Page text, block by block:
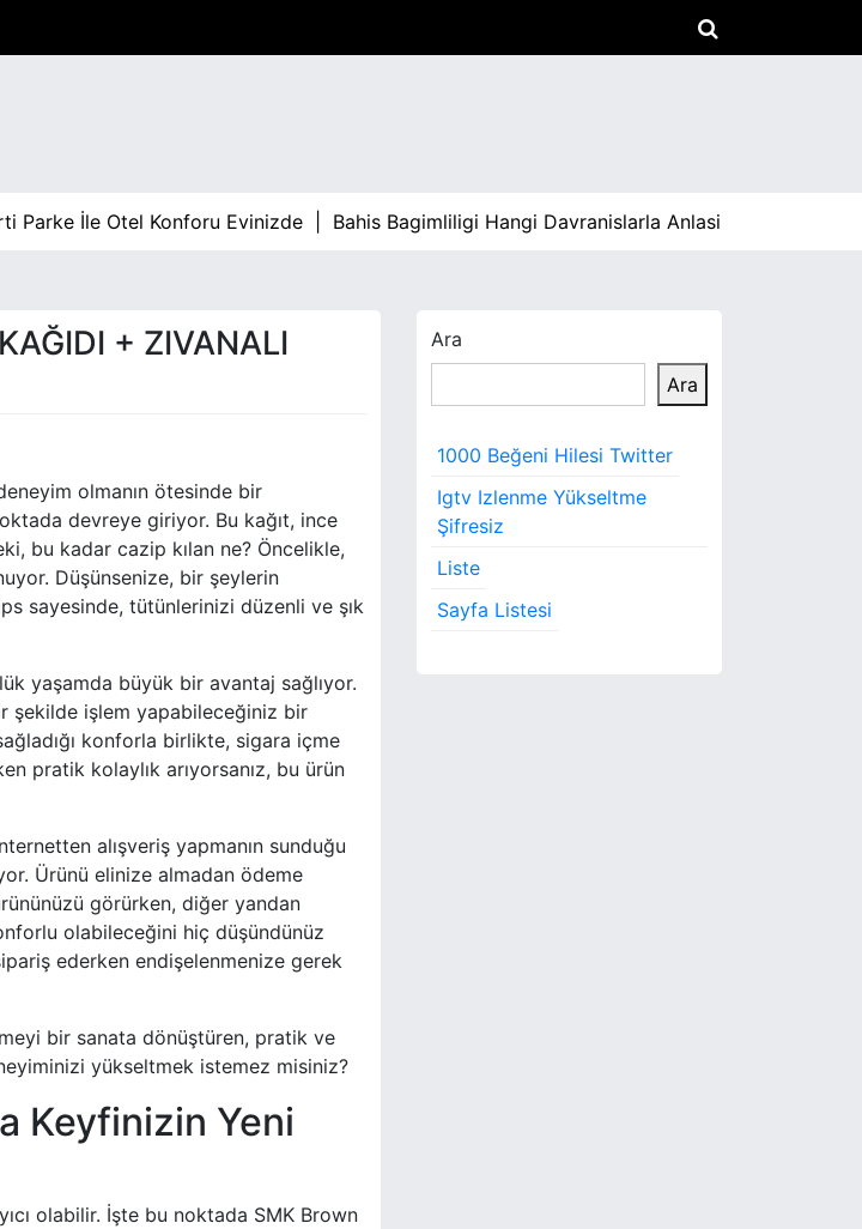
İle Otel Konforu Evinizde |Bahis Bagimliligi Hangi Davranislarla Anlasilir |İc Mekan
+ ZIVANALI
olmanın ötesinde bir
devreye giriyor. Bu kağıt, ince
bu kadar cazip kılan ne? Öncelikle,
Düşünsenize, bir şeylerin
sayesinde, tütünlerinizi düzenli ve şık
yaşamda büyük bir avantaj sağlıyor.
şekilde işlem yapabileceğiniz bir
konforla birlikte, sigara içme
pratik kolaylık arıyorsanız, bu ürün
alışveriş yapmanın sunduğu
Ürünü elinize almadan ödeme
görürken, diğer yandan
olabileceğini hiç düşündünüz
ederken endişelenmenize gerek
bir sanata dönüştüren, pratik ve
yükseltmek istemez misiniz?
Keyfinizin Yeni
olabilir. İşte bu noktada SMK Brown
Ara
Ara
1000 Beğeni Hilesi Twitter
Igtv Izlenme Yükseltme
Şifresiz
Liste
Sayfa Listesi